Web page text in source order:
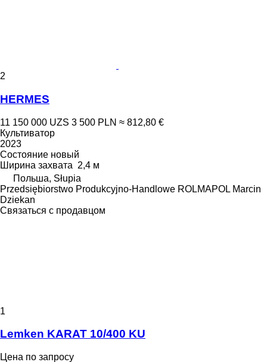
2
HERMES
11 150 000 UZS 3 500 PLN ≈ 812,80 €
Культиватор
2023
Состояние новый
Ширина захвата 2,4 м
Польша, Słupia
Przedsiębiorstwo Produkcyjno-Handlowe ROLMAPOL Marcin
Dziekan
Связаться с продавцом
1
Lemken KARAT 10/400 KU
Цена по запросу